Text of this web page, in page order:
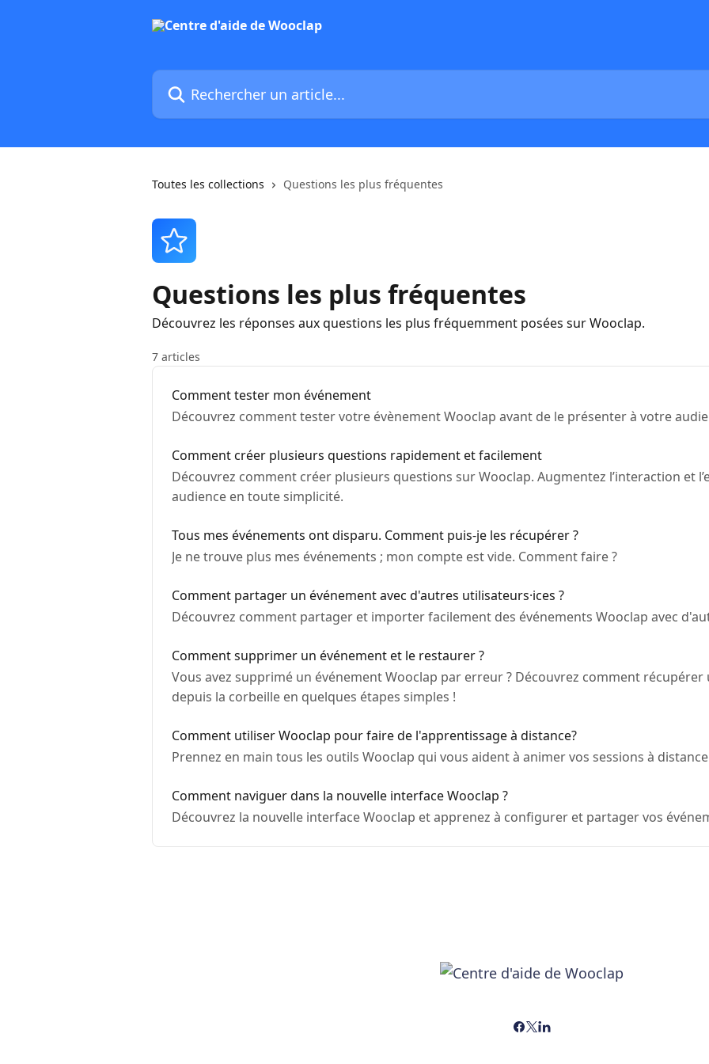
Rechercher un article...
Toutes les collections Questions les plus fréquentes
Questions les plus fréquentes
Découvrez les réponses aux questions les plus fréquemment posées sur Wooclap.
7 articles
Comment tester mon événement
Découvrez comment tester votre évènement Wooclap avant de le présenter à votre
Comment créer plusieurs questions rapidement et facilement
Découvrez comment créer plusieurs questions sur Wooclap. Augmentez l’interaction et
audience en toute simplicité.
Tous mes événements ont disparu. Comment puis-je les récupérer ?
Je ne trouve plus mes événements ; mon compte est vide. Comment faire ?
Comment partager un événement avec d'autres utilisateurs·ices ?
Découvrez comment partager et importer facilement des événements Wooclap avec
Comment supprimer un événement et le restaurer ?
Vous avez supprimé un événement Wooclap par erreur ? Découvrez comment
depuis la corbeille en quelques étapes simples !
Comment utiliser Wooclap pour faire de l'apprentissage à distance?
Prennez en main tous les outils Wooclap qui vous aident à animer vos sessions à distance
Comment naviguer dans la nouvelle interface Wooclap ?
Découvrez la nouvelle interface Wooclap et apprenez à configurer et partager vos